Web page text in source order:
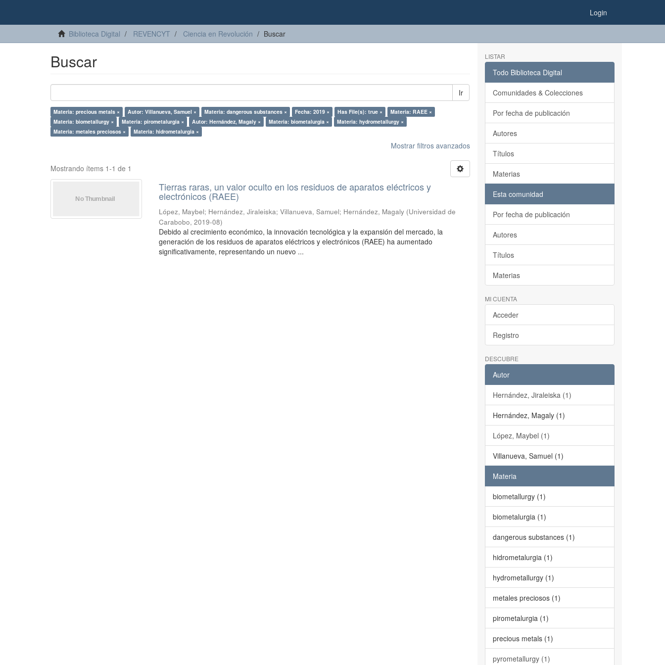
Login
Biblioteca Digital REVENCYT Ciencia en Revolución Buscar
Buscar
Ir
Materia: precious metals × Autor: Villanueva, Samuel × Materia: dangerous substances × Fecha: 2019 × Has File(s): true ×
Materia: RAEE ×
Materia: biometallurgy ×
Materia: pirometalurgia × Autor: Hernández, Magaly × Materia: biometalurgia ×
Materia: hydrometallurgy ×
Materia: metales preciosos ×
Materia: hidrometalurgia ×
Mostrar filtros avanzados
Mostrando ítems 1-1 de 1
Tierras raras, un valor oculto en los residuos de aparatos eléctricos y
electrónicos (RAEE)
López, Maybel; Hernández, Jiraleiska;Villanueva, Samuel; Hernández, Magaly (Universidad de
Carabobo,2019-08)
Debido al crecimiento económico, la innovación tecnológica y la expansión del mercado, la
generación de los residuos de aparatos eléctricos y electrónicos (RAEE) ha aumentado
significativamente, representando un nuevo ...
LISTAR
Todo Biblioteca Digital
Comunidades & Colecciones
Por fecha de publicación
Autores
Títulos
Materias
Esta comunidad
Por fecha de publicación
Autores
Títulos
Materias
MI CUENTA
Acceder
Registro
DESCUBRE
Autor
Hernández, Jiraleiska (1)
Hernández, Magaly (1)
López, Maybel (1)
Villanueva, Samuel (1)
Materia
biometallurgy (1)
biometalurgia (1)
dangerous substances (1)
hidrometalurgia (1)
hydrometallurgy (1)
metales preciosos (1)
pirometalurgia (1)
precious metals (1)
pyrometallurgy (1)